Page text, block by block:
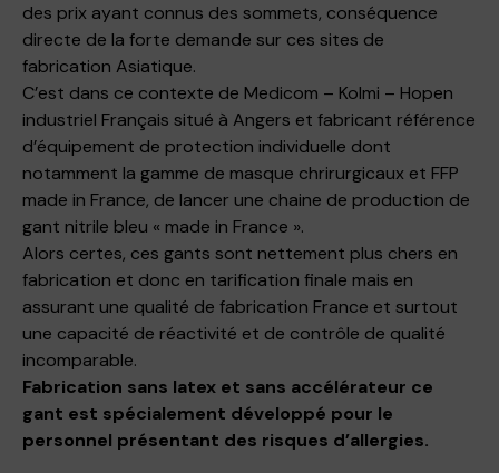
des prix ayant connus des sommets, conséquence
directe de la forte demande sur ces sites de
fabrication Asiatique.
C’est dans ce contexte de Medicom – Kolmi – Hopen
industriel Français situé à Angers et fabricant référence
d’équipement de protection individuelle dont
notamment la gamme de masque chrirurgicaux et FFP
made in France, de lancer une chaine de production de
gant nitrile bleu « made in France ».
Alors certes, ces gants sont nettement plus chers en
fabrication et donc en tarification finale mais en
assurant une qualité de fabrication France et surtout
une capacité de réactivité et de contrôle de qualité
incomparable.
Fabrication sans latex et sans accélérateur ce
gant est spécialement développé pour le
personnel présentant des risques d’allergies.